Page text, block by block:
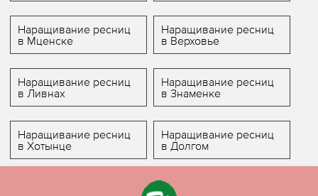
Наращивание ресниц
в Мценске
Наращивание ресниц
в Верховье
Наращивание ресниц
в Ливнах
Наращивание ресниц
в Знаменке
Наращивание ресниц
в Хотынце
Наращивание ресниц
в Долгом